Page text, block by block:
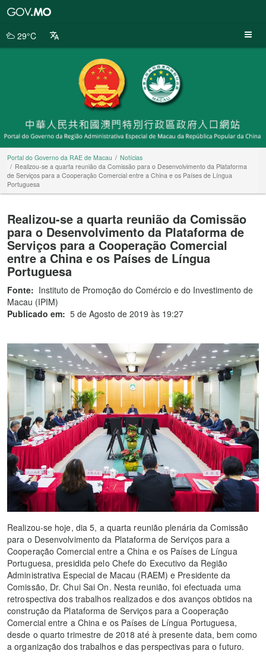
da
29°C
Portal do Governo da RAE de Macau
Notícias
Realizou-se a quarta reunião da Comissão para o Desenvolvimento da Plataforma
de Serviços para a Cooperação Comercial entre a China e os Países de Língua
Portuguesa
Realizou-se a quarta reunião da Comissão
para o Desenvolvimento da Plataforma de
Serviços para a Cooperação Comercial
entre a China e os Países de Língua
Portuguesa
Fonte: Instituto de Promoção do Comércio e do Investimento de
Macau (IPIM)
Publicado em: 5 de Agosto de 2019 às 19:27
Realizou-se hoje, dia 5, a quarta reunião plenária da Comissão
para o Desenvolvimento da Plataforma de Serviços para a
Cooperação Comercial entre a China e os Países de Língua
Portuguesa, presidida pelo Chefe do Executivo da Região
Administrativa Especial de Macau (RAEM) e Presidente da
Comissão, Dr. Chui Sai On. Nesta reunião, foi efectuada uma
retrospectiva dos trabalhos realizados e dos avanços obtidos na
construção da Plataforma de Serviços para a Cooperação
Comercial entre a China e os Países de Língua Portuguesa,
desde o quarto trimestre de 2018 até à presente data, bem como
a organização dos trabalhos e das perspectivas para o futuro.